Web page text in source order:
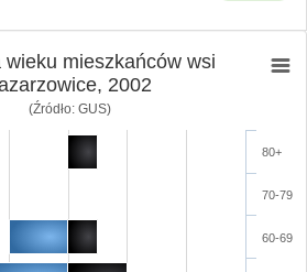
wieku mieszkańców wsi
2002
(Źródło: GUS)
60-69
70-79
80+